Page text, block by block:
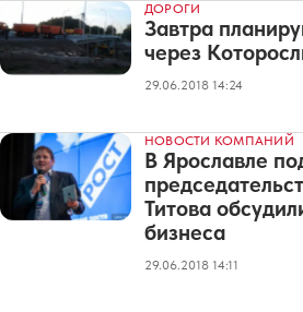
ДОРОГИ
Завтра
через
29.06.2018 14:24
НОВОСТИ КОМПАНИЙ
В Ярославле
Титова
бизнеса
29.06.2018 14:11